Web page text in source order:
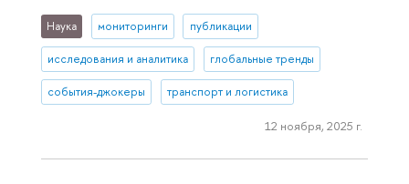
Наука мониторинги публикации
исследования и аналитика глобальные тренды
события-джокеры транспорт и логистика
12 ноября, 2025 г.